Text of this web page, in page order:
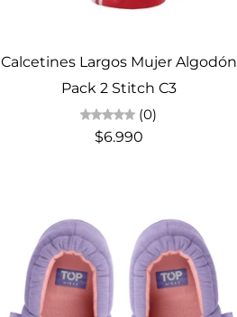
Calcetines Largos Mujer Algodón
Pack 2 Stitch C3
(0)
$6.990